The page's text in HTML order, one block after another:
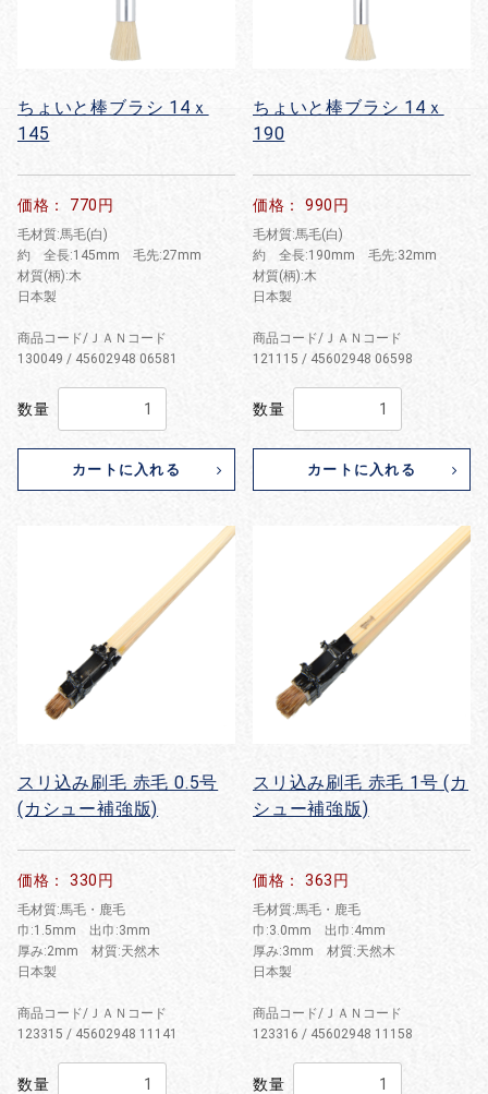
ちょいと棒ブラシ 14ｘ
145
価格： 770円
毛材質:馬毛(白)
約 全長:145mm 毛先:27mm
材質(柄):木
日本製
商品コード/ＪＡＮコード
130049 / 45602948 06581
数量
カートに入れる
ちょいと棒ブラシ 14ｘ
190
価格： 990円
毛材質:馬毛(白)
約 全長:190mm 毛先:32mm
材質(柄):木
日本製
商品コード/ＪＡＮコード
121115 / 45602948 06598
数量
カートに入れる
スリ込み刷毛 赤毛 0.5号
(カシュー補強版)
価格： 330円
毛材質:馬毛・鹿毛
巾:1.5mm 出巾:3mm
厚み:2mm 材質:天然木
日本製
商品コード/ＪＡＮコード
123315 / 45602948 11141
数量
スリ込み刷毛 赤毛 1号 (カ
シュー補強版)
価格： 363円
毛材質:馬毛・鹿毛
巾:3.0mm 出巾:4mm
厚み:3mm 材質:天然木
日本製
商品コード/ＪＡＮコード
123316 / 45602948 11158
数量